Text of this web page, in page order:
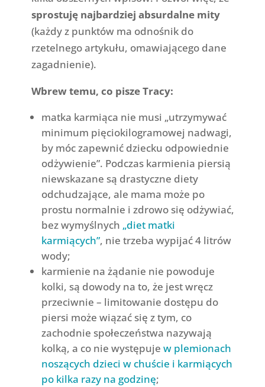
sprostuję najbardziej absurdalne mity
(każdy z punktów ma odnośnik do
rzetelnego artykułu, omawiającego dane
zagadnienie).
Wbrew temu, co pisze Tracy:
matka karmiąca nie musi „utrzymywać
minimum pięciokilogramowej nadwagi,
by móc zapewnić dziecku odpowiednie
odżywienie”. Podczas karmienia piersią
niewskazane są drastyczne diety
odchudzające, ale mama może po
prostu normalnie i zdrowo się odżywiać,
bez wymyślnych „diet matki
karmiących”, nie trzeba wypijać 4 litrów
wody;
karmienie na żądanie nie powoduje
kolki, są dowody na to, że jest wręcz
przeciwnie – limitowanie dostępu do
piersi może wiązać się z tym, co
zachodnie społeczeństwa nazywają
kolką, a co nie występujew plemionach
noszących dzieci w chuście i karmiących
po kilka razy na godzinę;